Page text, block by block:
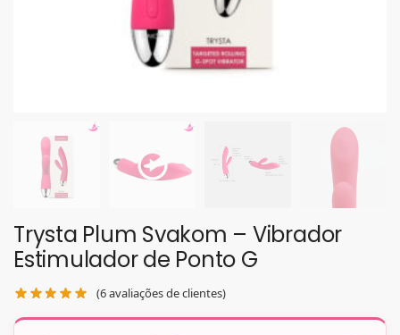
Trysta Plum Svakom – Vibrador
Estimulador de Ponto G
(6avaliações de clientes)